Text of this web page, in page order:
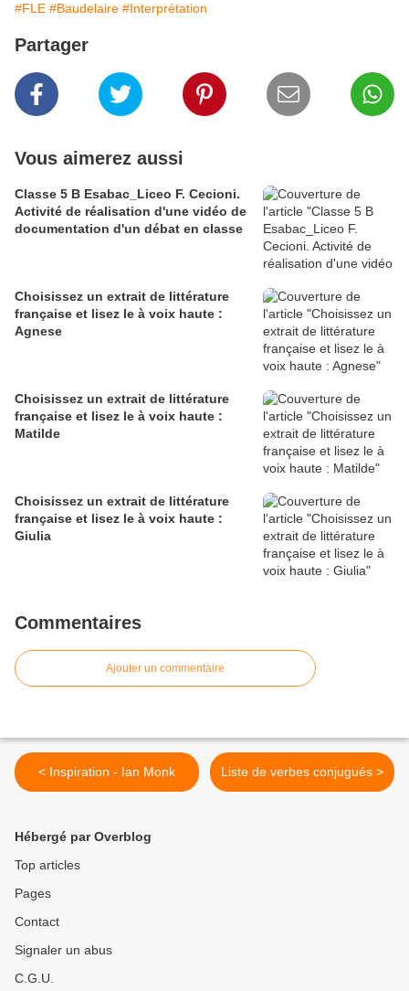
#FLE #Baudelaire #Interprétation
Partager
Vous aimerez aussi
Classe 5 B Esabac_Liceo F. Cecioni.
Activité de réalisation d'une vidéo de
documentation d'un débat en classe
Choisissez un extrait de littérature
française et lisez le à voix haute :
Agnese
Choisissez un extrait de littérature
française et lisez le à voix haute :
Matilde
Choisissez un extrait de littérature
française et lisez le à voix haute :
Giulia
Commentaires
Ajouter un commentaire
< Inspiration - Ian Monk Liste de verbes conjugués >
Hébergé par Overblog
Top articles
Pages
Contact
Signaler un abus
C.G.U.